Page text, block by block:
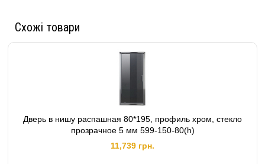
Схожі товари
Дверь в нишу распашная 80*195, профиль хром, стекло
прозрачное 5 мм 599-150-80(h)
11,739 грн.